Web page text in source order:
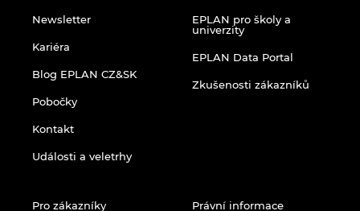
Newsletter
Kariéra
Blog EPLAN CZ&SK
Pobočky
Kontakt
Události a veletrhy
EPLAN pro školy a
univerzity
EPLAN Data Portal
Zkušenosti zákazníků
Pro zákazníky
Právní informace
Švédsko
Thajsko